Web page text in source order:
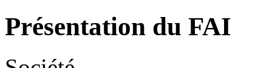
Présentation du FAI